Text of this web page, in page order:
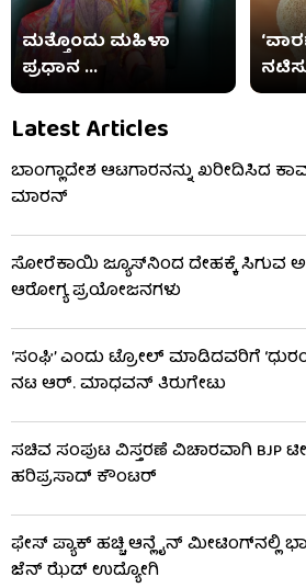
ಮತ್ತೊಂದು ಮಹಿಳಾ
ಪ್ರಧಾನ ...
Latest Articles
ಬಾಂಗ್ಲಾದೇಶ ಆಟಗಾರನನ್ನು ಖರೀದಿಸಿದ
ಮಾರನ್
ಸೋರೆಕಾಯಿ ಜ್ಯೂಸ್‌ನಿಂದ ದೇಹಕ್ಕೆ ಸಿಗುವ
ಆರೋಗ್ಯ ಪ್ರಯೋಜನಗಳು
‘ಸಂಘಿ’ ಎಂದು ಟ್ರೋಲ್ ಮಾಡಿದವರಿಗೆ
ನಟ ಆರ್‌. ಮಾಧವನ್ ತಿರುಗೇಟು
ಸಚಿವ ಸಂಪುಟ ವಿಸ್ತರಣೆ ವಿಚಾರವಾಗಿ BJP
ಹರಿಪ್ರಸಾದ್ ಕೌಂಟರ್​​
ಫೇಸ್ ಪ್ಯಾಕ್ ಹಚ್ಚಿ ಆನ್ಲೈನ್ ಮೀಟಿಂಗ್‌ನಲ್ಲಿ
ಜೆನ್ ಝೆಡ್ ಉದ್ಯೋಗಿ